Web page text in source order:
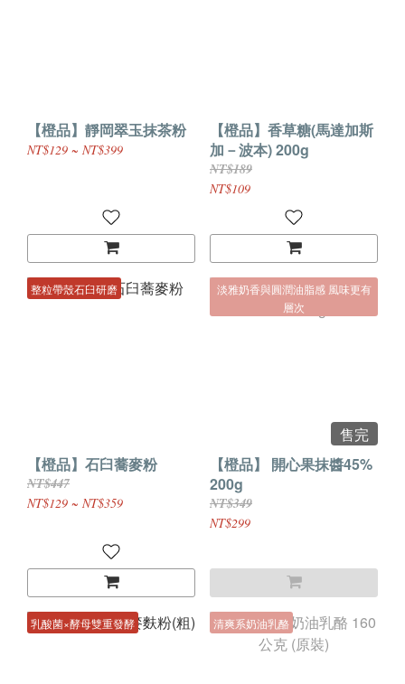
【橙品】靜岡翠玉抹茶粉
NT$129 ~ NT$399
【橙品】香草糖(馬達加斯
加－波本) 200g
NT$189
NT$109
整粒帶殼石臼研磨
【橙品】石臼蕎麥粉
NT$447
NT$129 ~ NT$359
淡雅奶香與圓潤油脂感 風味更有
層次
售完
【橙品】 開心果抹醬45%
200g
NT$349
NT$299
乳酸菌×酵母雙重發酵 清爽系奶油乳酪